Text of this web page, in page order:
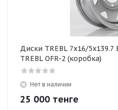
Диски TREBL 7x16/5x139.7
TREBL OFR-2 (коробка)
Нет в наличии
25 000 тенге